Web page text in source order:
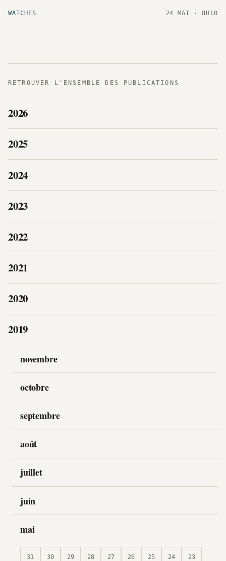
WATCHES 24 MAI · 8H10
RETROUVER L'ENSEMBLE DES PUBLICATIONS
2026
2025
2024
2023
2022
2021
2020
2019
novembre
octobre
septembre
août
juillet
juin
mai
31 30 29 28 27 26 25 24 23